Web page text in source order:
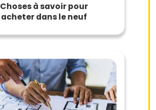
Choses à savoir pour
acheter dans le neuf